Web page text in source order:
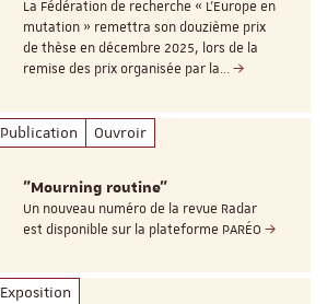
La Fédération de recherche « L’Europe en
mutation » remettra son douzième prix
de thèse en décembre 2025, lors de la
remise des prix organisée par la…
Publication Ouvroir
"Mourning routine"
Un nouveau numéro de la revue Radar
est disponible sur la plateforme PARÉO
Exposition